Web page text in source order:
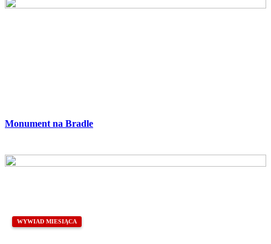
Monument na Bradle
WYWIAD MIESIĄCA